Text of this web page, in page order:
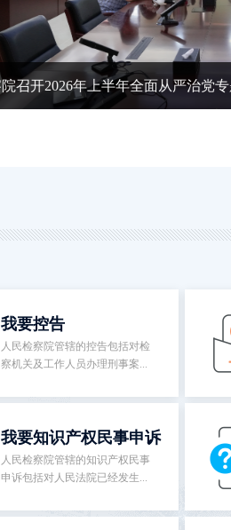
我要控告
人民检察院管辖的控告包括对检
察机关及工作人员办理刑事案...
我要知识产权民事申诉
人民检察院管辖的知识产权民事
申诉包括对人民法院已经发生...